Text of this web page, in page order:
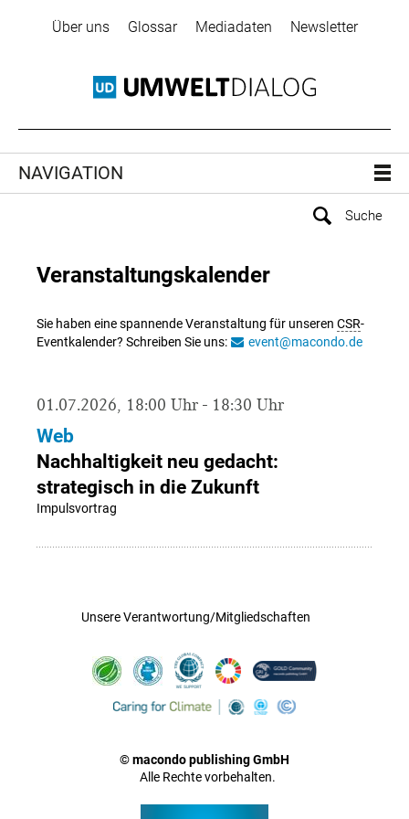
Über uns Glossar Mediadaten Newsletter
NAVIGATION
Veranstaltungskalender
Sie haben eine spannende Veranstaltung für unseren CSR-
Eventkalender? Schreiben Sie uns:
event@macondo.de
01.07.2026, 18:00 Uhr - 18:30 Uhr
Web
Nachhaltigkeit neu gedacht:
strategisch in die Zukunft
Impulsvortrag
Unsere Verantwortung/Mitgliedschaften
© macondo publishing GmbH
Alle Rechte vorbehalten.